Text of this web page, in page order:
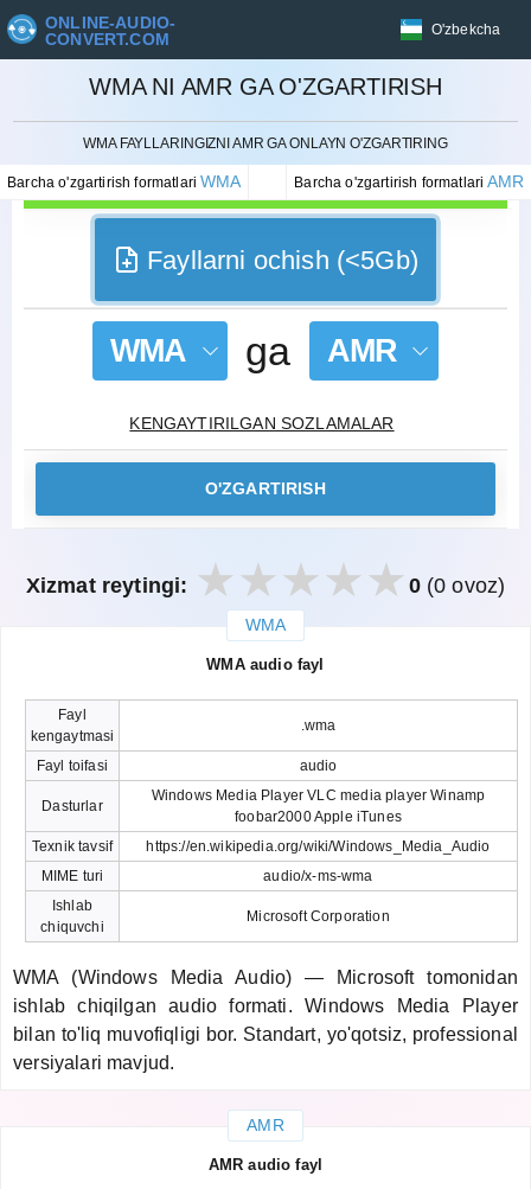
ONLINE-AUDIO-
CONVERT.COM
O'zbekcha
WMA NI AMR GA O'ZGARTIRISH
WMA FAYLLARINGIZNI AMR GA ONLAYN O'ZGARTIRING
Barcha o'zgartirish formatlariWMA Barcha o'zgartirish formatlariAMR
BEKOR QILISH
Fayllarni ochish (<5Gb)
WMA ga AMR
KENGAYTIRILGAN SOZLAMALAR
O'ZGARTIRISH
Xizmat reytingi: 0(0 ovoz)
WMA
WMA audio fayl
Fayl
kengaytmasi
.wma
Fayl toifasi audio
Dasturlar
Windows Media Player VLC media player Winamp
foobar2000 Apple iTunes
Texnik tavsif
https://en.wikipedia.org/wiki/Windows_Media_Audio
MIME turi
audio/x-ms-wma
Ishlab
chiquvchi
Microsoft Corporation
WMA (Windows Media Audio) — Microsoft tomonidan
ishlab chiqilgan audio formati. Windows Media Player
bilan to'liq muvofiqligi bor. Standart, yo'qotsiz, professional
versiyalari mavjud.
AMR
AMR audio fayl